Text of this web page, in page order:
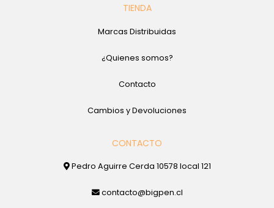
TIENDA
Marcas Distribuidas
¿Quienes somos?
Contacto
Cambios y Devoluciones
CONTACTO
Pedro Aguirre Cerda 10578 local 121
contacto@bigpen.cl